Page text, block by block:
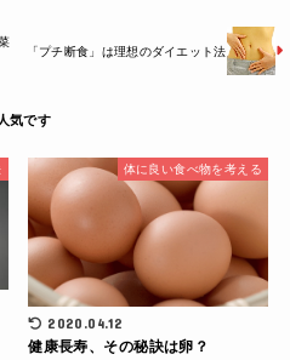
「プチ断食」は理想のダイエット法
体に良い食べ物を考える
2020.04.12
健康長寿、その秘訣は卵？